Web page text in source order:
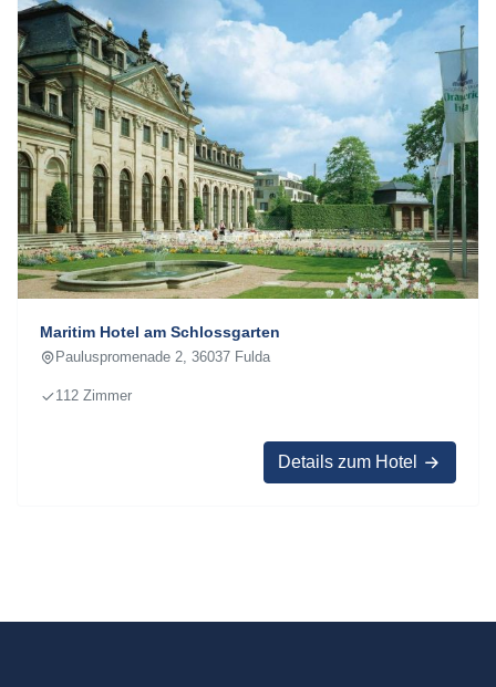
Maritim Hotel am Schlossgarten
Pauluspromenade 2, 36037 Fulda
112 Zimmer
Details zum Hotel